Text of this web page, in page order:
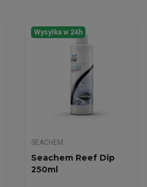
Wysyłka w 24h
SEACHEM
Seachem Reef Dip
250ml